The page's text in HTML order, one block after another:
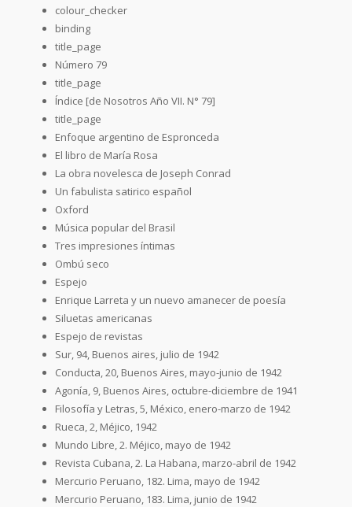
colour_checker
binding
title_page
Número 79
title_page
Índice [de Nosotros Año VII. N° 79]
title_page
Enfoque argentino de Espronceda
El libro de María Rosa
La obra novelesca de Joseph Conrad
Un fabulista satirico español
Oxford
Música popular del Brasil
Tres impresiones íntimas
Ombú seco
Espejo
Enrique Larreta y un nuevo amanecer de poesía
Siluetas americanas
Espejo de revistas
Sur, 94, Buenos aires, julio de 1942
Conducta, 20, Buenos Aires, mayo-junio de 1942
Agonía, 9, Buenos Aires, octubre-diciembre de 1941
Filosofía y Letras, 5, México, enero-marzo de 1942
Rueca, 2, Méjico, 1942
Mundo Libre, 2. Méjico, mayo de 1942
Revista Cubana, 2. La Habana, marzo-abril de 1942
Mercurio Peruano, 182. Lima, mayo de 1942
Mercurio Peruano, 183. Lima, junio de 1942